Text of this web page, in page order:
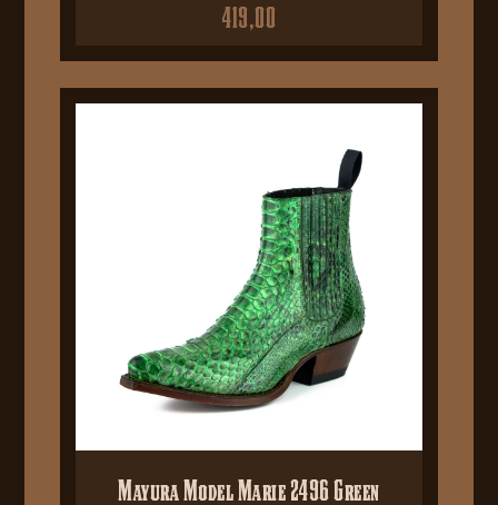
419,00
Mayura Model Marie 2496 Green